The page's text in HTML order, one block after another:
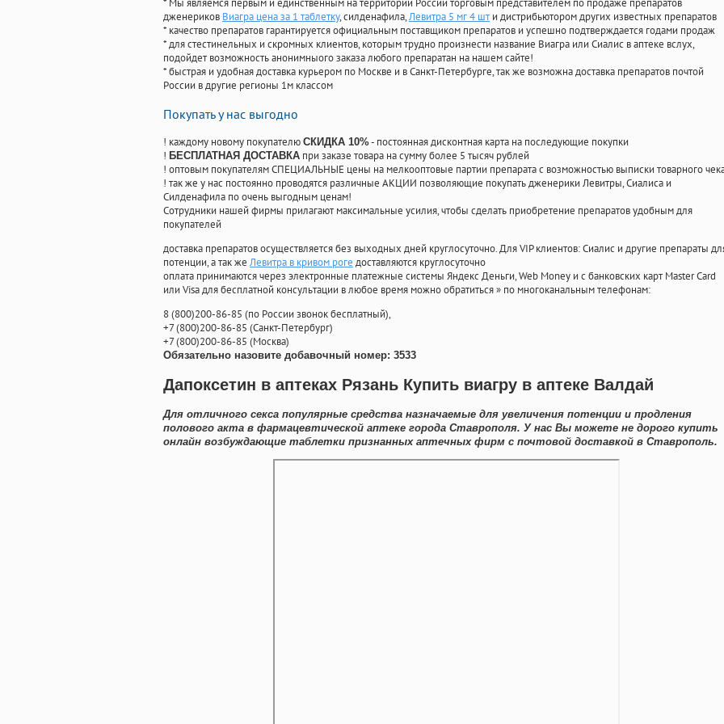
* Мы являемся первым и единственным на территории России торговым представителем по продаже препаратов
дженериков Виагра цена за 1 таблетку, силденафила,Левитра 5 мг 4 шти дистрибьютором других известных препаратов
* качество препаратов гарантируется официальным поставщиком препаратов и успешно подтверждается годами продаж
* для стестинельных и скромных клиентов, которым трудно произнести название Виагра или Сиалис в аптеке вслух,
подойдет возможность анонимныого заказа любого препаратан на нашем сайте!
* быстрая и удобная доставка курьером по Москве и в Санкт-Петербурге, так же возможна доставка препаратов почтой
России в другие регионы 1м классом
Покупать у нас выгодно
! каждому новому покупателю СКИДКА 10%- постоянная дисконтная карта на последующие покупки
! БЕСПЛАТНАЯ ДОСТАВКА при заказе товара на сумму более 5 тысяч рублей
! оптовым покупателям СПЕЦИАЛЬНЫЕ цены на мелкооптовые партии препарата с возможностью выписки товарного
! так же у нас постоянно проводятся различные АКЦИИ позволяющие покупать дженерики Левитры, Сиалиса и
Силденафила по очень выгодным ценам!
Cотрудники нашей фирмы прилагают максимальные усилия, чтобы сделать приобретение препаратов удобным для
покупателей
доставка препаратов осуществляется без выходных дней круглосуточно. Для VIP клиентов: Сиалис и другие препараты
потенции, а так же Левитра в кривом роге доставляются круглосуточно
оплата принимаются через электронные платежные системы Яндекс Деньги, Web Money и с банковских карт Master Card
или Visa для бесплатной консультации в любое время можно обратиться» по многоканальным телефонам:
8(800)200-86-85 (по России звонок бесплатный),
+7(800)200-86-85 (Санкт-Петербург)
+7(800)200-86-85 (Москва)
Обязательно назовите добавочный номер: 3533
Дапоксетин в аптеках Рязань Купить виагру в аптеке Валдай
Для отличного секса популярные средства назначаемые для увеличения потенции и продления
полового акта в фармацевтической аптеке города Ставрополя. У нас Вы можете не дорого купить
онлайн возбуждающие таблетки признанных аптечных фирм с почтовой доставкой в Ставрополь.